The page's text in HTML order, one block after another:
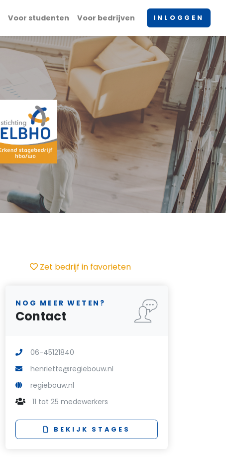
Voor studenten Voor bedrijven INLOGGEN
Zet bedrijf in favorieten
NOG MEER WETEN?
Contact
06-45121840
henriette@regiebouw.nl
regiebouw.nl
11 tot 25 medewerkers
BEKIJK STAGES